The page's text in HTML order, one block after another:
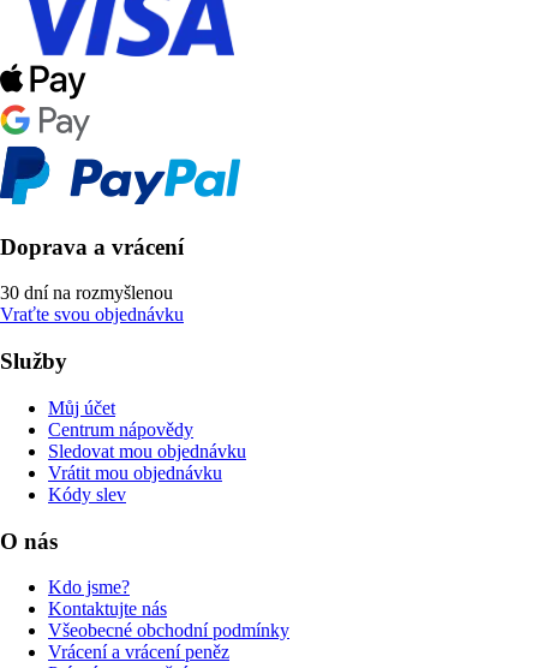
Doprava a vrácení
30 dní na rozmyšlenou
Vraťte svou objednávku
Služby
Můj účet
Centrum nápovědy
Sledovat mou objednávku
Vrátit mou objednávku
Kódy slev
O nás
Kdo jsme?
Kontaktujte nás
Všeobecné obchodní podmínky
Vrácení a vrácení peněz